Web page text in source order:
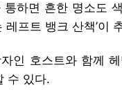
통하면 흔한 명소도
레프트 뱅크 산책’이
인 호스트와 함께
수 있다.